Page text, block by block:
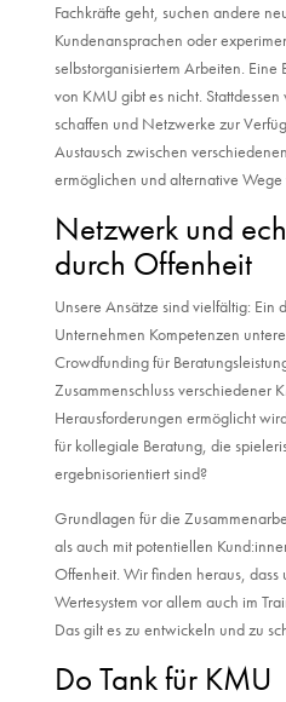
Fachkräfte geht, suchen andere
Kundenansprachen oder
selbstorganisiertem Arbeiten. Eine
von KMU gibt es nicht.
schaffen und Netzwerke zur
Austausch zwischen
ermöglichen und alternative
Netzwerk und
durch Offenheit
Unsere Ansätze sind vielfältig: Ein
Unternehmen Kompetenzen
Crowdfunding für
Zusammenschluss verschiedener
Herausforderungen ermöglicht
für kollegiale Beratung, die
ergebnisorientiert sind?
Grundlagen für die
als auch mit potentiellen
Offenheit. Wir finden heraus,
Wertesystem vor allem auch im
Das gilt es zu entwickeln und zu
Do Tank für KMU